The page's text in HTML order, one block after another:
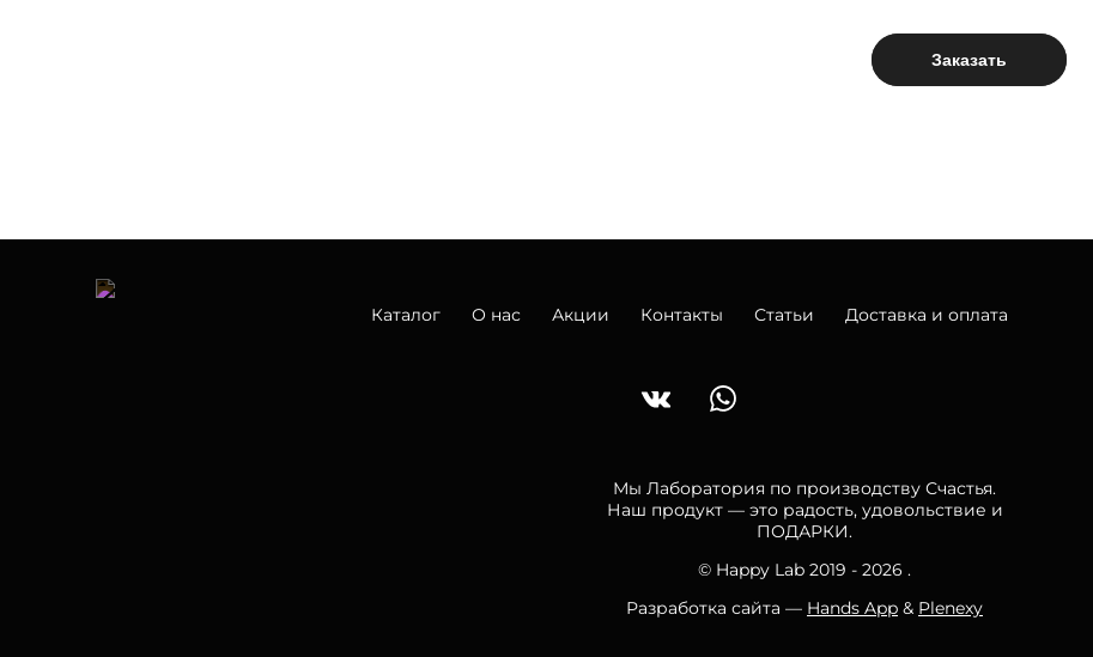
Заказать
Каталог О нас Акции Контакты Статьи Доставка и оплата
Мы Лаборатория по производству Счастья.
Наш продукт — это радость, удовольствие и
ПОДАРКИ.
© Happy Lab 2019 - 2026 .
Разработка сайта — Hands App & Plenexy